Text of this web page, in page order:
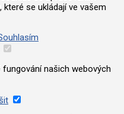
se ukládají ve vašem
našich webových